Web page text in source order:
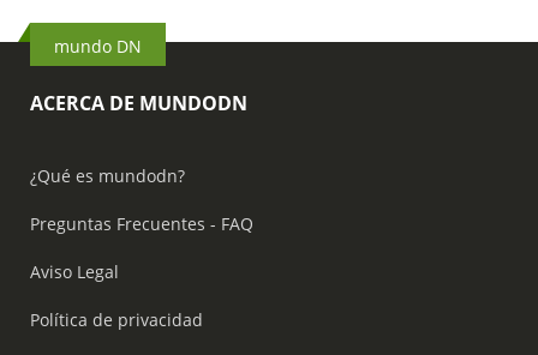
mundo DN
ACERCA DE MUNDODN
¿Qué es mundodn?
Preguntas Frecuentes - FAQ
Aviso Legal
Política de privacidad